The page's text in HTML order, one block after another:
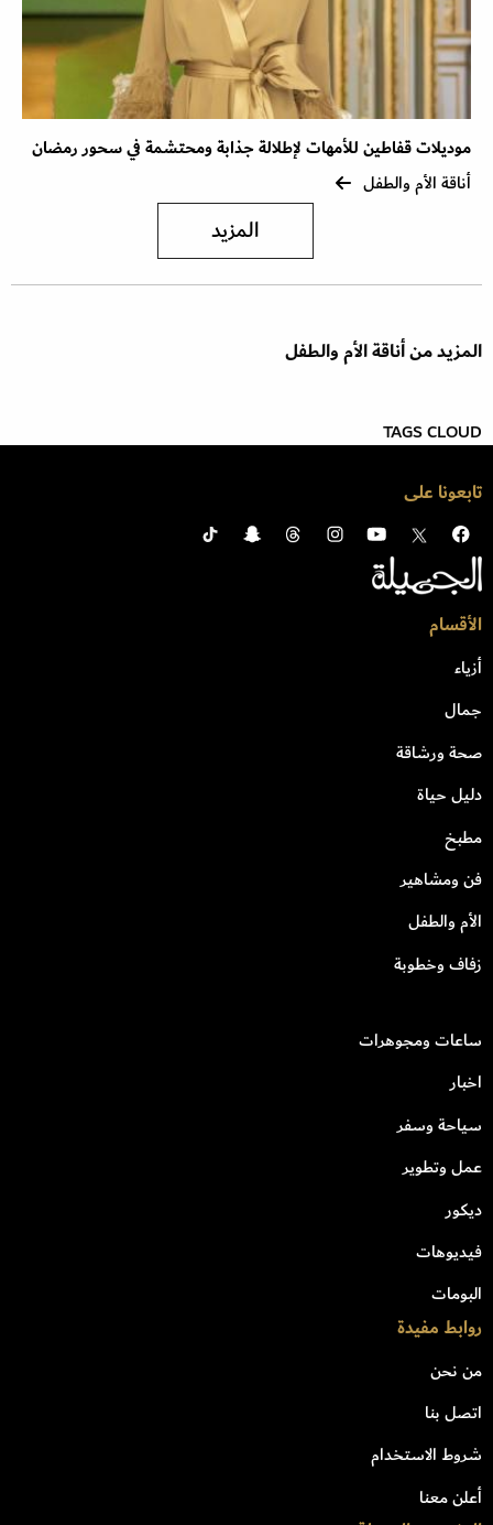
موديلات قفاطين للأمهات لإطلالة جذابة ومحتشمة في سحور رمضان
أناقة الأم والطفل
المزيد
المزيد من أناقة الأم والطفل
TAGS CLOUD
تابعونا على
الأقسام
أزياء
جمال
صحة ورشاقة
دليل حياة
مطبخ
فن ومشاهير
الأم والطفل
زفاف وخطوبة
ساعات ومجوهرات
اخبار
سياحة وسفر
عمل وتطوير
ديكور
فيديوهات
البومات
روابط مفيدة
من نحن
اتصل بنا
شروط الاستخدام
أعلن معنا